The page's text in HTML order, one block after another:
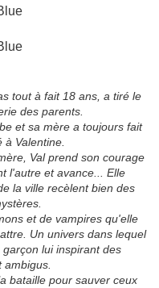
tout à fait 18 ans, a tiré le
des parents.
et sa mère a toujours fait
Valentine.
Val prend son courage
l'autre et avance... Elle
la ville recèlent bien des
et de vampires qu'elle
Un univers dans lequel
lui inspirant des
bataille pour sauver ceux